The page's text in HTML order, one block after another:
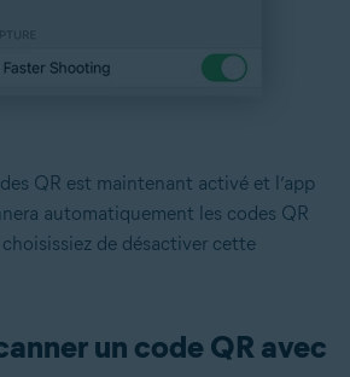
QR est maintenant activé et l’app
automatiquement les codes QR
choisissiez de désactiver cette
un code QR avec